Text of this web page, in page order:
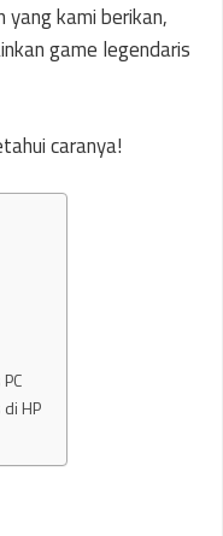
kami berikan,
game legendaris
caranya!
HP